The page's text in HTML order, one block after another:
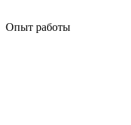
Опыт работы